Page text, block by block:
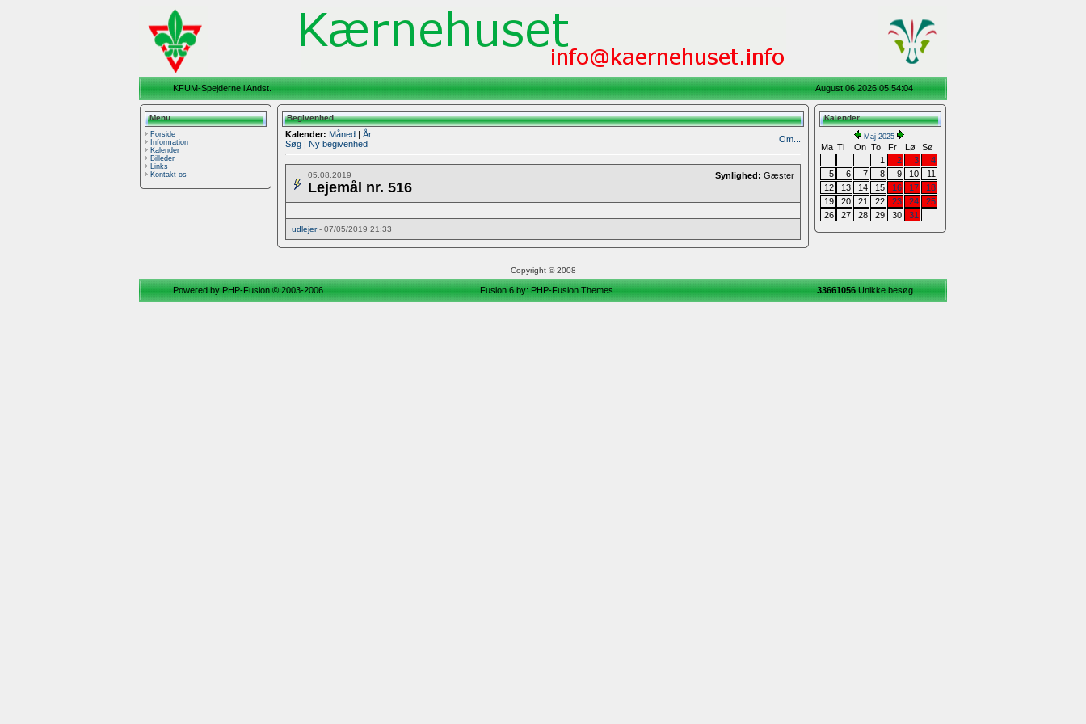
KFUM-Spejderne i Andst. August 06 2026 05:54:04
Menu
Forside
Information
Kalender
Billeder
Links
Kontakt os
Begivenhed
Kalender: Måned | År
Søg | Ny begivenhed Om...
05.08.2019
Lejemål nr. 516
Synlighed: Gæster
udlejer- 07/05/2019 21:33
Kalender
Maj 2025
Ma Ti On To Fr Lø
Sø
1
2 3
4
5
6 7 8 9 10
11
12
13 14 15 16 17
18
19
20 21 22 23 24
25
26
27 28 29 30 31
Copyright © 2008
Powered byPHP-Fusion© 2003-2006 Fusion 6 by:PHP-Fusion Themes 33661056Unikke besøg